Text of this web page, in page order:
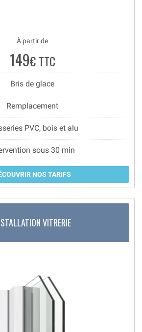
À partir de
149€ TTC
Bris de glace
Remplacement
PVC, bois et alu
sous 30 min
NOS TARIFS
VITRERIE